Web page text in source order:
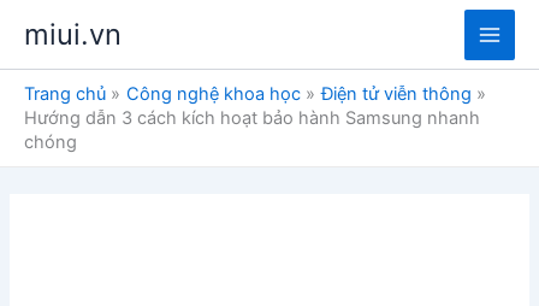
nội
dung
miui.vn
Main
Trang chủ Công nghệ khoa học
Điện tử viễn thông
Hướng dẫn 3 cách kích hoạt bảo hành Samsung nhanh
chóng